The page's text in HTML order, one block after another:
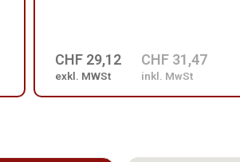
CHF 29,12
exkl. MWSt
CHF 31,47
inkl. MwSt